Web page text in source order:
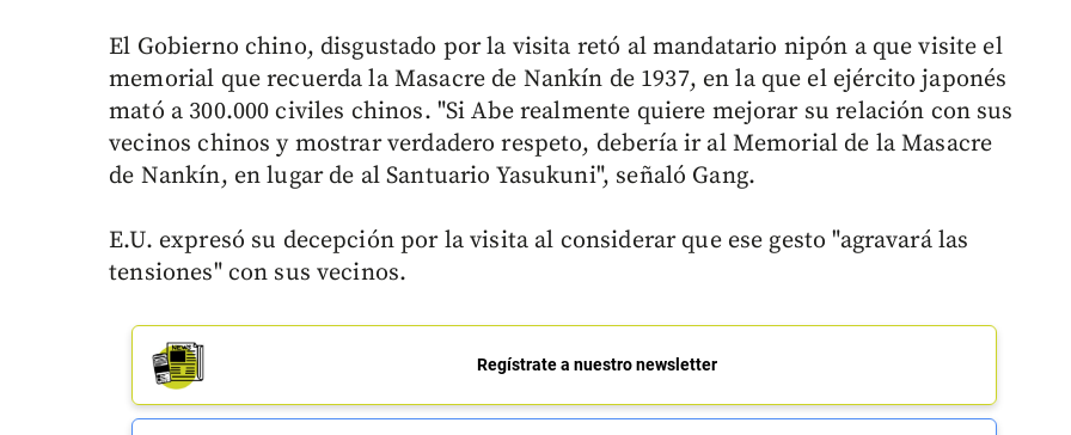
El Gobierno chino, disgustado por la visita retó al mandatario nipón a que visite el
memorial que recuerda la Masacre de Nankín de 1937, en la que el ejército japonés
mató a 300.000 civiles chinos. "Si Abe realmente quiere mejorar su relación con sus
vecinos chinos y mostrar verdadero respeto, debería ir al Memorial de la Masacre
de Nankín, en lugar de al Santuario Yasukuni", señaló Gang.
E.U. expresó su decepción por la visita al considerar que ese gesto "agravará las
tensiones" con sus vecinos.
Regístrate a nuestro newsletter